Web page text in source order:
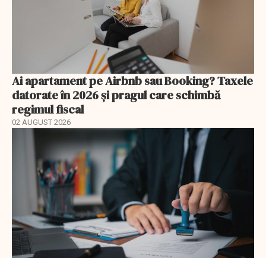
Ai apartament pe Airbnb sau Booking? Taxele
datorate în 2026 și pragul care schimbă
regimul fiscal
02 AUGUST 2026